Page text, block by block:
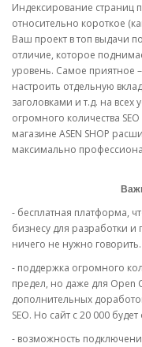
Индексирование страниц
относительно короткое
Ваш проект в топ выдачи
отличие, которое
уровень. Самое приятное
настроить отдельную
заголовками и т.д. на
огромного количества
магазине ASEN SHOP
максимально
- бесплатная платформа,
бизнесу для разработки и
ничего не нужно говорить.
- поддержка огромного
предел, но даже для Open
дополнительных
SEO. Но сайт с 20 000
- возможность